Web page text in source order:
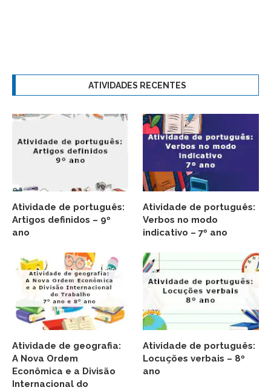
ATIVIDADES RECENTES
Atividade de português:
Artigos definidos – 9º
ano
Atividade de português:
Verbos no modo
indicativo – 7º ano
Atividade de geografia:
A Nova Ordem
Econômica e a Divisão
Internacional do
Atividade de português:
Locuções verbais – 8º
ano